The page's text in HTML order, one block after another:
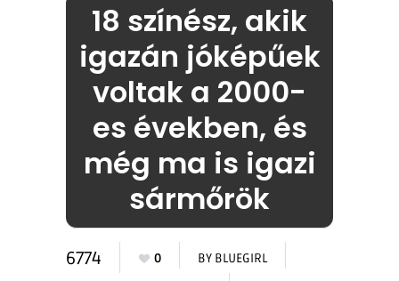
18 színész, akik
igazán jóképűek
voltak a 2000-
es években, és
még ma is igazi
sármőrök
6774 0 BY BLUEGIRL